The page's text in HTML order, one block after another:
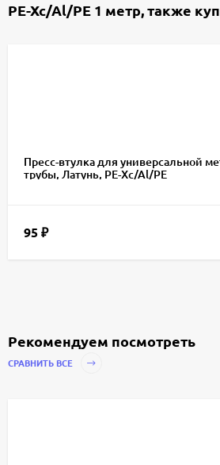
PE-Xc/Al/PE 1 метр, также
Пресс-втулка для универсальной
трубы, Латунь, PE-Xc/Al/PE
95 ₽
Рекомендуем посмотреть
СРАВНИТЬ ВСЕ